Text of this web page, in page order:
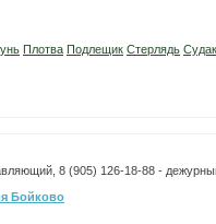
Плотва Подлещик Стерлядь Судак
8 (905) 126-18-88 -
Бойково